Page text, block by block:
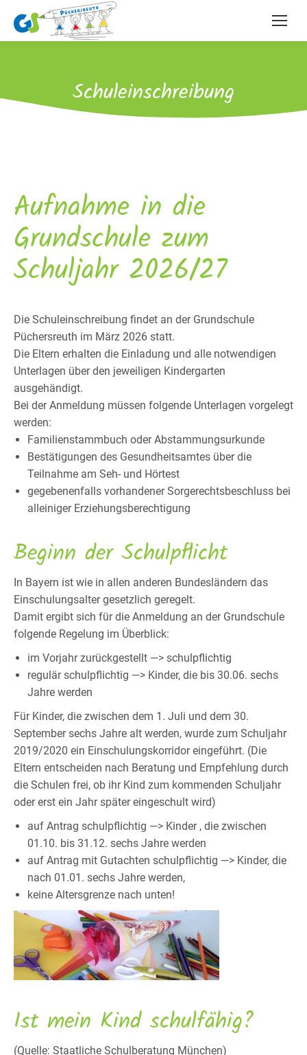
Schuleinschreibung
Aufnahme in die
Grundschule zum
Schuljahr 2026/27
Die Schuleinschreibung findet an der Grundschule
Püchersreuth im März 2026 statt.
Die Eltern erhalten die Einladung und alle notwendigen
Unterlagen über den jeweiligen Kindergarten
ausgehändigt.
Bei der Anmeldung müssen folgende Unterlagen vorgelegt
werden:
Familienstammbuch oder Abstammungsurkunde
Bestätigungen des Gesundheitsamtes über die
Teilnahme am Seh- und Hörtest
gegebenenfalls vorhandener Sorgerechtsbeschluss bei
alleiniger Erziehungsberechtigung
Beginn der Schulpflicht
In Bayern ist wie in allen anderen Bundesländern das
Einschulungsalter gesetzlich geregelt.
Damit ergibt sich für die Anmeldung an der Grundschule
folgende Regelung im Überblick:
im Vorjahr zurückgestellt —> schulpflichtig
regulär schulpflichtig —> Kinder, die bis 30.06. sechs
Jahre werden
Für Kinder, die zwischen dem 1. Juli und dem 30.
September sechs Jahre alt werden, wurde zum Schuljahr
2019/2020 ein Einschulungskorridor eingeführt. (Die
Eltern entscheiden nach Beratung und Empfehlung durch
die Schulen frei, ob ihr Kind zum kommenden Schuljahr
oder erst ein Jahr später eingeschult wird)
auf Antrag schulpflichtig —> Kinder , die zwischen
01.10. bis 31.12. sechs Jahre werden
auf Antrag mit Gutachten schulpflichtig —> Kinder, die
nach 01.01. sechs Jahre werden,
keine Altersgrenze nach unten!
Ist mein Kind schulfähig?
(Quelle: Staatliche Schulberatung München)